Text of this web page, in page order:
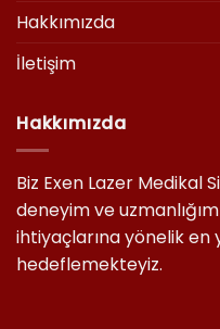
Hakkımızda
İletişim
Hakkımızda
Biz Exen Lazer Medikal
deneyim ve
ihtiyaçlarına yönelik en
hedeflemekteyiz.